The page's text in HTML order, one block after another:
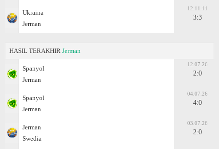
Ukraina
Jerman
12.11.11
3:3
HASIL TERAKHIR Jerman
Spanyol
Jerman
12.07.26
2:0
Spanyol
Jerman
04.07.26
4:0
Jerman
Swedia
03.07.26
2:0